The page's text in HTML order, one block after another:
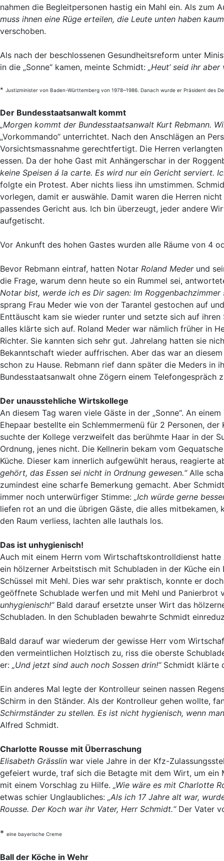
nahmen die Begleitpersonen hastig ein Mahl ein. Als
muss ihnen eine Rüge erteilen, die Leute unten haben
verschoben.
Als nach der beschlossenen Gesundheitsreform unter
in die „Sonne“ kamen, meinte Schmidt: „Heut’ seid ihr
* Justizminister von Baden-Württemberg von 1978‒1986. Danach wurde er Präsident des
Der Bundesstaatsanwalt kommt
„Morgen kommt der Bundesstaatsanwalt Kurt Rebmann.
„Vorkommando“ unterrichtet. Nach den Anschlägen an
Vorsichtsmassnahme gerechtfertigt. Die Herren
essen. Da der hohe Gast mit Anhängerschar in der
keine Speisen á la carte. Es wird nur ein Gericht serviert.
folgte ein Protest. Aber nichts liess ihn umstimmen.
vorlegen, damit er auswähle. Damit waren die Herren
passendes Gericht aus. Ich bin überzeugt, jeder andere
aufgetischt.
Vor Ankunft des hohen Gastes wurden alle Räume von 4
Bevor Rebmann eintraf, hatten Notar Roland Mederund
die Frage, warum denn heute so ein Rummel sei,
Notar bist, werde ich es Dir sagen: Im Roggenbachzimmer
sprang Frau Meder wie von der Tarantel gestochen auf
Enttäuscht kam sie wieder runter und setzte sich auf
alles klärte sich auf. Roland Meder war nämlich früher in
Richter. Sie kannten sich sehr gut. Jahrelang hatten sie
Bekanntschaft wieder auffrischen. Aber das war an
schon zu Hause. Rebmann rief dann später die Meders
Bundesstaatsanwalt ohne Zögern einem Telefongespräch
Der unausstehliche Wirtskollege
An diesem Tag waren viele Gäste in der „Sonne“. An
Ehepaar bestellte ein Schlemmermenü für 2 Personen,
suchte der Kollege verzweifelt das berühmte Haar in der
Ordnung, jenes nicht. Die Kellnerin bekam vom
Küche. Dieser kam innerlich aufgewühlt heraus,
gehört, das Essen sei nicht in Ordnung gewesen.“Alle
zumindest eine scharfe Bemerkung gemacht. Aber
immer noch unterwürfiger Stimme: „Ich würde gerne
liefen rot an und die übrigen Gäste, die alles mitbekamen,
den Raum verliess, lachten alle lauthals los.
Das ist unhygienisch!
Auch mit einem Herrn vom Wirtschaftskontrolldienst
ein hölzerner Arbeitstisch mit Schubladen in der Küche
Schüssel mit Mehl. Dies war sehr praktisch, konnte er
geöffnete Schublade werfen und mit Mehl und Panierbrot
unhygienisch!“Bald darauf ersetzte unser Wirt das
Schubladen. In den Schubladen bewahrte Schmidt
Bald darauf war wiederum der gewisse Herr vom
den vermeintlichen Holztisch zu, riss die oberste
er: „Und jetzt sind auch noch Sossen drin!“Schmidt klärte
Ein anderes Mal legte der Kontrolleur seinen nassen
Schirm in den Ständer. Als der Kontrolleur gehen wollte,
Schirmständer zu stellen. Es ist nicht hygienisch, wenn
Alfred Schmidt.
Charlotte Rousse mit Überraschung
Elisabeth Grässlin war viele Jahre in der Kfz-
gefeiert wurde, traf sich die Betagte mit dem Wirt, um ein
mit einem Vorschlag zu Hilfe. „Wie wäre es mit Charlotte
etwas schier Unglaubliches: „Als ich 17 Jahre alt war,
Rousse. Der Koch war ihr Vater, Herr Schmidt.“Der Vater
* eine bayerische Creme
Ball der Köche in Wehr